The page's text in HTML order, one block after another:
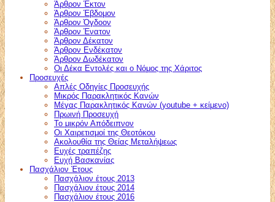
Άρθρον Έκτον
Άρθρον Έβδομον
Άρθρον Όγδοον
Άρθρον Ένατον
Άρθρον Δέκατον
Άρθρον Ενδέκατον
Άρθρον Δωδέκατον
Οι Δέκα Εντολές και ο Νόμος της Χάριτος
Προσευχές
Απλές Οδηγίες Προσευχής
Μικρός Παρακλητικός Κανών
Μέγας Παρακλητικός Κανών (youtube + κείμενο)
Πρωινή Προσευχή
Το μικρόν Απόδειπνον
Οι Χαιρετισμοί της Θεοτόκου
Ακολουθία της Θείας Μεταλήψεως
Ευχές τραπέζης
Ευχή Βασκανίας
Πασχάλιον Έτους
Πασχάλιον έτους 2013
Πασχάλιον έτους 2014
Πασχάλιον έτους 2016